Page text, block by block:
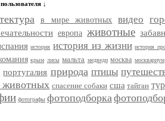
↓
в мире животных видео
европа животные
история история из жизни история
крым лисы мальта медведи москва москвариум
португалия природа птицы
животных спасение собаки сша тайган
фотографы фотоподборка